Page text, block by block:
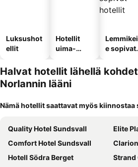
Luksushot
ellit
Hotellit
uima-
e sopivat
Halvat hotellit lähellä
Norlannin lääni
Nämä hotellit saattavat myös kiinnostaa
Quality Hotel Sundsvall
Elite
Comfort Hotel Sundsvall
Hotell Södra Berget
Strand